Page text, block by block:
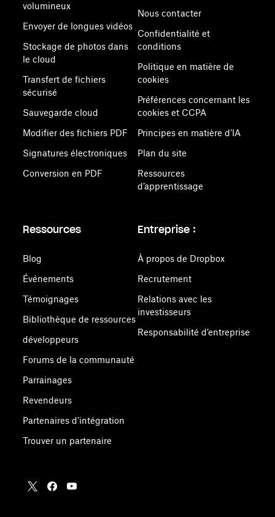
volumineux
Envoyer de longues vidéos
Stockage de photos dans
le cloud
Transfert de fichiers
sécurisé
Sauvegarde cloud
Modifier des fichiers PDF
Signatures électroniques
Conversion en PDF
Nous contacter
Confidentialité et
conditions
Politique en matière de
cookies
Préférences concernant les
cookies et CCPA
Principes en matière d’IA
Plan du site
Ressources
d’apprentissage
Ressources
Blog
Événements
Témoignages
Bibliothèque de ressources
développeurs
Forums de la communauté
Parrainages
Revendeurs
Partenaires d’intégration
Trouver un partenaire
Entreprise :
À propos de Dropbox
Recrutement
Relations avec les
investisseurs
Responsabilité d’entreprise